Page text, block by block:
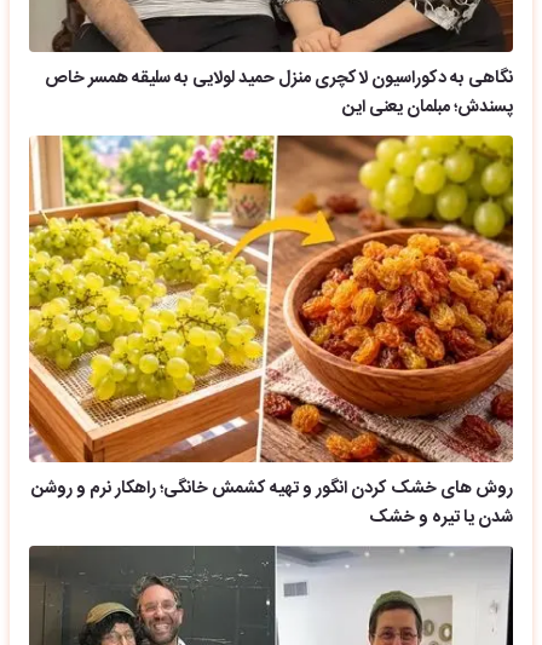
نگاهی به دکوراسیون لاکچری منزل حمید لولایی به سلیقه همسر خاص
پسندش؛ مبلمان یعنی این
روش های خشک کردن انگور و تهیه کشمش خانگی؛ راهکار نرم و روشن
شدن یا تیره و خشک